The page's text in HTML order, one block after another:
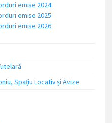
emise 2024
emise 2025
emise 2026
Spațiu Locativ și Avize